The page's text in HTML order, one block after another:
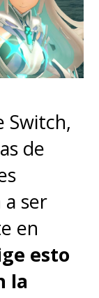
la
. En
de
Switch,
de
a ser
en
esto
la